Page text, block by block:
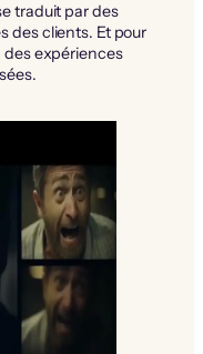
traduit par des
des clients. Et pour
des expériences